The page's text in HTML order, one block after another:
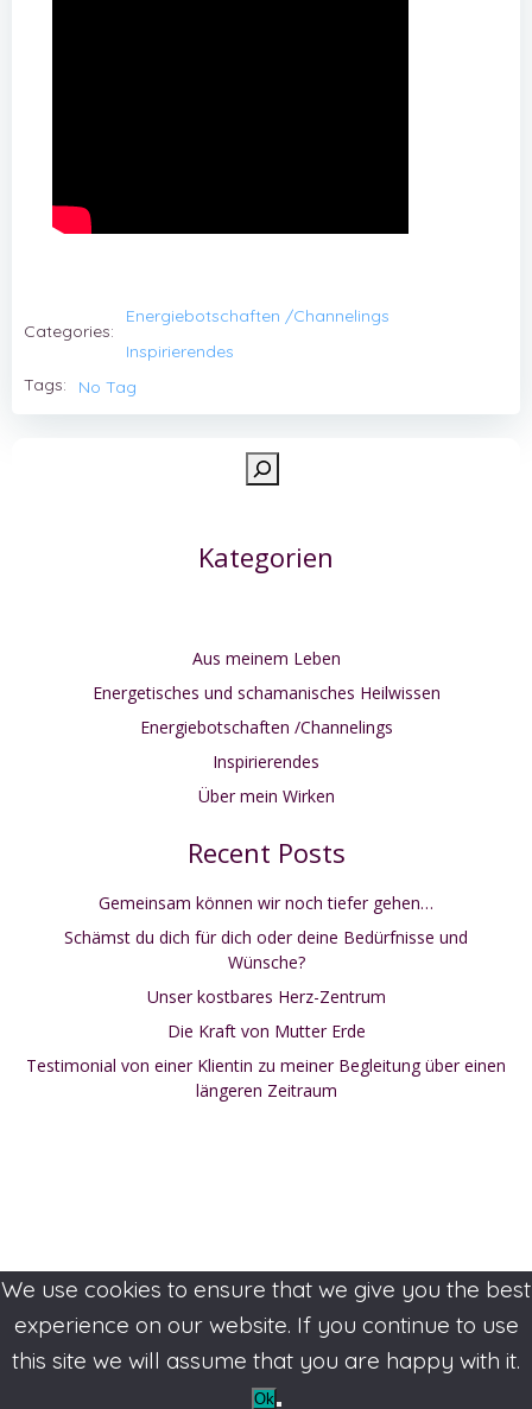
Categories:
Energiebotschaften /Channelings
Inspirierendes
Tags:
No Tag
Kategorien
Aus meinem Leben
Energetisches und schamanisches Heilwissen
Energiebotschaften /Channelings
Inspirierendes
Über mein Wirken
Recent Posts
Gemeinsam können wir noch tiefer gehen…
Schämst du dich für dich oder deine Bedürfnisse und
Wünsche?
Unser kostbares Herz-Zentrum
Die Kraft von Mutter Erde
Testimonial von einer Klientin zu meiner Begleitung über einen
längeren Zeitraum
We use cookies to ensure that we give you the best
experience on our website. If you continue to use
this site we will assume that you are happy with it.
Ok